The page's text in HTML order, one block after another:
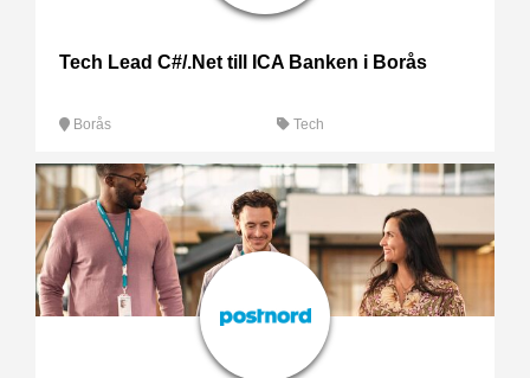
Tech Lead C#/.Net till ICA Banken i Borås
Borås Tech